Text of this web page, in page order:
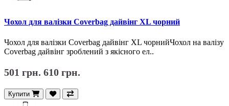
Чохол для валізки Coverbag дайвінг XL чорний
Чохол для валізки Coverbag дайвінг XL чорнийЧохол на валізу
Coverbag дайвінг зроблений з якісного ел..
501 грн. 610 грн.
Купити